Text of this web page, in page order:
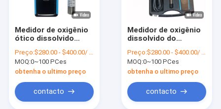
Medidor de oxigênio
ótico dissolvido
Oxyguard do medidor
de oxigênio
Preço:$280.00 - $400.00/ Piece
MOQ:0~100 PCes
obtenha o ultimo preço
contacto
Medidor de oxigênio
dissolvido do
verificador portátil
para a cultura
aquática
Preço:$280.00 - $400.00/ Piece
MOQ:0~100 PCes
obtenha o ultimo preço
contacto